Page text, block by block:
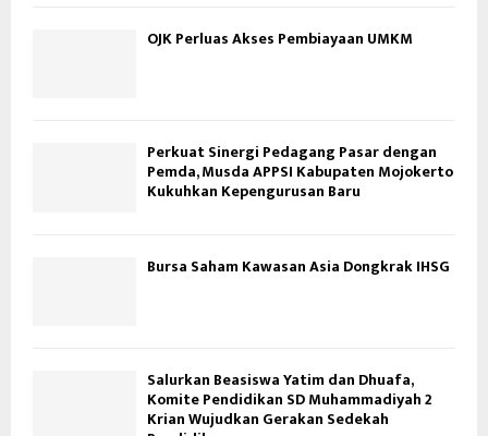
OJK Perluas Akses Pembiayaan UMKM
Perkuat Sinergi Pedagang Pasar dengan
Pemda, Musda APPSI Kabupaten Mojokerto
Kukuhkan Kepengurusan Baru
Bursa Saham Kawasan Asia Dongkrak IHSG
Salurkan Beasiswa Yatim dan Dhuafa,
Komite Pendidikan SD Muhammadiyah 2
Krian Wujudkan Gerakan Sedekah